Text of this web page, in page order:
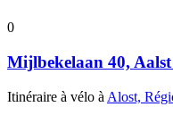
0
Mijlbekelaan 40,
Itinéraire à vélo à Alost,